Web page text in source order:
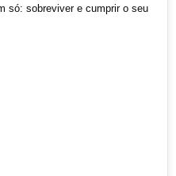
só: sobreviver e cumprir o seu